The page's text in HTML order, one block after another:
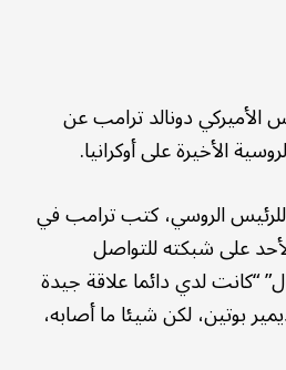
الأميركي دونالد ترامب عن
الأخيرة على أوكرانيا.
للرئيس الروسي، كتب ترامب في
على شبكته للتواصل
“كانت لدي دائما علاقة جيدة
بوتين، لكن شيئا ما أصابه،